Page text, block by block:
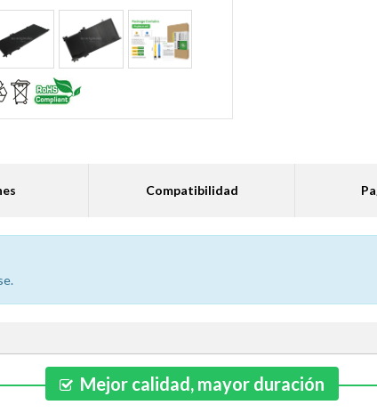
Compatibilidad
Mejor calidad, mayor duración